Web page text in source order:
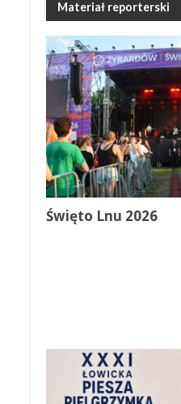
Materiał reporterski
Święto Lnu 2026